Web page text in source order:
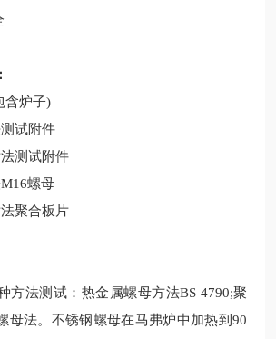
炉子)
试附件
测试附件
螺母
聚合板片
法测试：热金属螺母方法BS 4790;聚
母法。不锈钢螺母在马弗炉中加热到90